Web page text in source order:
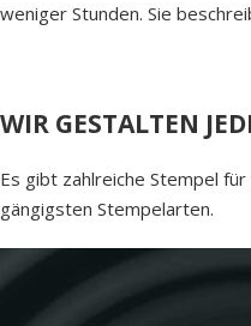
weniger Stunden. Sie
WIR GESTALTEN
Es gibt zahlreiche Stempel
gängigsten Stempelarten.